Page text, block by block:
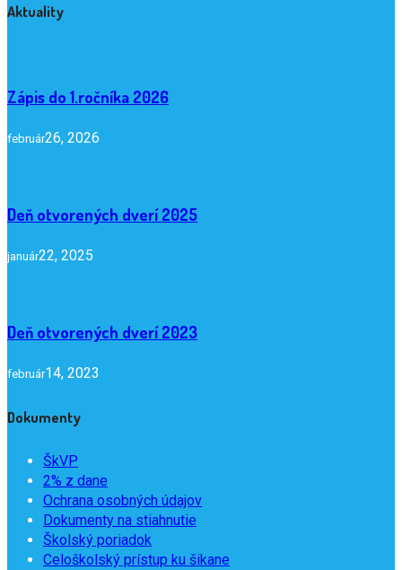
Aktuality
Zápis do 1.ročníka 2026
február26, 2026
Deň otvorených dverí 2025
január22, 2025
Deň otvorených dverí 2023
február14, 2023
Dokumenty
ŠkVP
2% z dane
Ochrana osobných údajov
Dokumenty na stiahnutie
Školský poriadok
Celoškolský prístup ku šikane